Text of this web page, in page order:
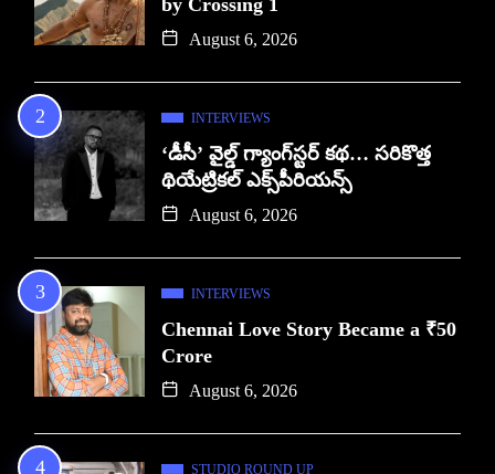
August 6, 2026
INTERVIEWS
‘డీసీ’ వైల్డ్ గ్యాంగ్‌స్టర్ కథ… సరికొత్త
థియేట్రికల్ ఎక్స్‌పీరియన్స్
August 6, 2026
INTERVIEWS
Chennai Love Story Became a ₹50
Crore
August 6, 2026
STUDIO ROUND UP